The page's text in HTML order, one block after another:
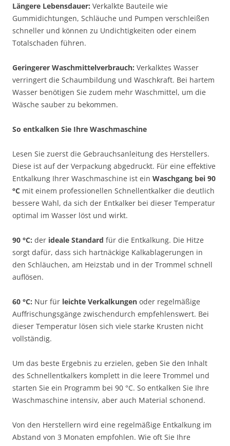
Längere Lebensdauer: Verkalkte Bauteile wie
Gummidichtungen, Schläuche und Pumpen verschleißen
schneller und können zu Undichtigkeiten oder einem
Totalschaden führen.
Geringerer Waschmittelverbrauch: Verkalktes Wasser
verringert die Schaumbildung und Waschkraft. Bei hartem
Wasser benötigen Sie zudem mehr Waschmittel, um die
Wäsche sauber zu bekommen.
So entkalken Sie Ihre Waschmaschine
Lesen Sie zuerst die Gebrauchsanleitung des Herstellers.
Diese ist auf der Verpackung abgedruckt. Für eine effektive
Entkalkung Ihrer Waschmaschine ist ein Waschgang bei 90
°C mit einem professionellen Schnellentkalker die deutlich
bessere Wahl, da sich der Entkalker bei dieser Temperatur
optimal im Wasser löst und wirkt.
90 °C: der ideale Standard für die Entkalkung. Die Hitze
sorgt dafür, dass sich hartnäckige Kalkablagerungen in
den Schläuchen, am Heizstab und in der Trommel schnell
auflösen.
60 °C: Nur für leichte Verkalkungen oder regelmäßige
Auffrischungsgänge zwischendurch empfehlenswert. Bei
dieser Temperatur lösen sich viele starke Krusten nicht
vollständig.
Um das beste Ergebnis zu erzielen, geben Sie den Inhalt
des Schnellentkalkers komplett in die leere Trommel und
starten Sie ein Programm bei 90 °C. So entkalken Sie Ihre
Waschmaschine intensiv, aber auch Material schonend.
Von den Herstellern wird eine regelmäßige Entkalkung im
Abstand von 3 Monaten empfohlen. Wie oft Sie Ihre